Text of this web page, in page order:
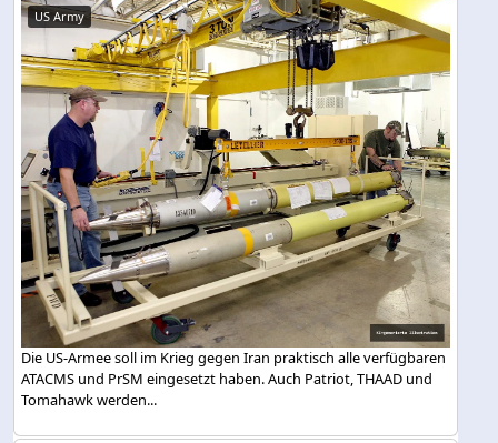
US Army
Die US-Armee soll im Krieg gegen Iran praktisch alle verfügbaren
ATACMS und PrSM eingesetzt haben. Auch Patriot, THAAD und
Tomahawk werden...